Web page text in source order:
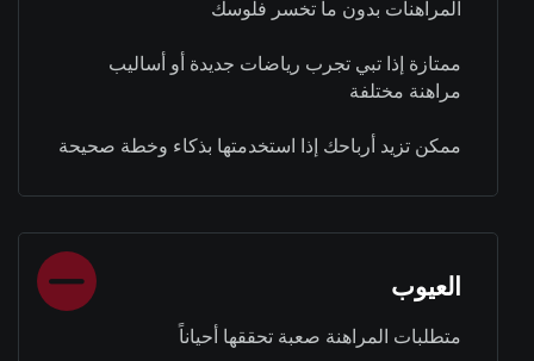
المراهنات بدون ما تخسر فلوسك
ممتازة إذا تبي تجرب رياضات جديدة أو أساليب
مراهنة مختلفة
ممكن تزيد أرباحك إذا استخدمتها بذكاء وخطة صحيحة
العيوب
متطلبات المراهنة صعبة تحققها أحياناً